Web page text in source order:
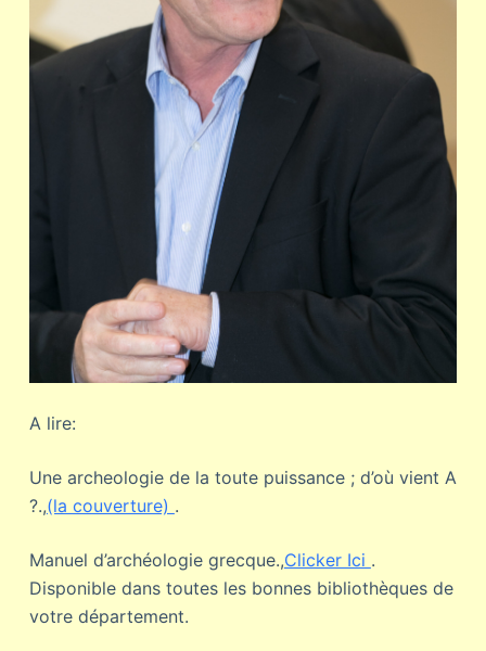
A lire:
Une archeologie de la toute puissance ; d’où vient A
?.,(la couverture) .
Manuel d’archéologie grecque.,Clicker Ici .
Disponible dans toutes les bonnes bibliothèques de
votre département.